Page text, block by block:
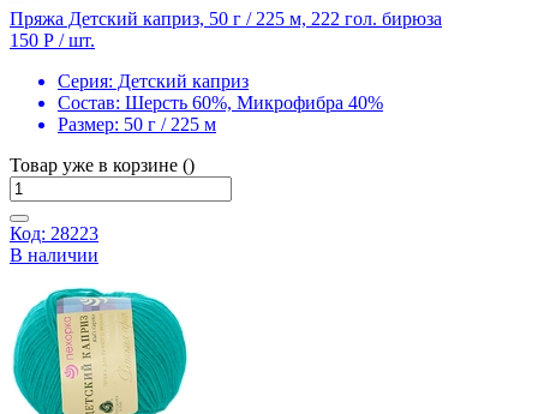
Пряжа Детский каприз, 50 г / 225 м, 222 гол. бирюза
150 Р / шт.
Серия: Детский каприз
Состав: Шерсть 60%, Микрофибра 40%
Размер: 50 г / 225 м
Товар уже в корзине ()
Код: 28223
В наличии